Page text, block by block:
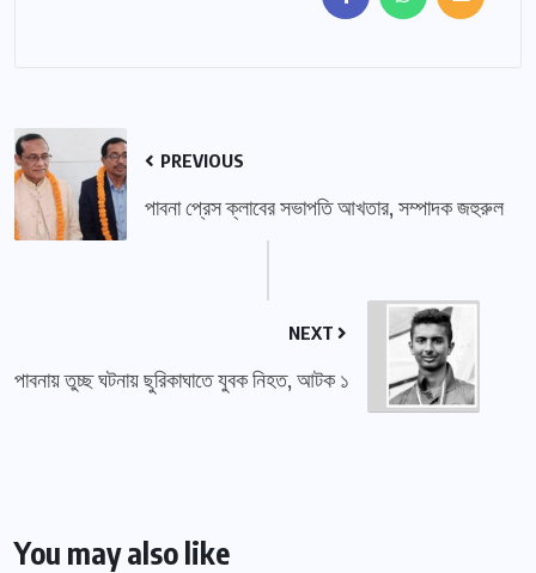
PREVIOUS
পাবনা প্রেস ক্লাবের সভাপতি আখতার, সম্পাদক জহুরুল
NEXT
পাবনায় তুচ্ছ ঘটনায় ছুরিকাঘাতে যুবক নিহত, আটক ১
You may also like